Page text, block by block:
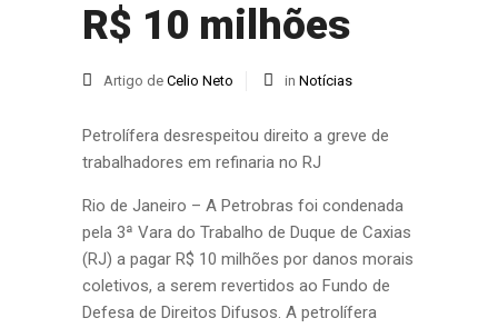
R$ 10 milhões
Artigo de Celio Neto in Notícias
Petrolífera desrespeitou direito a greve de
trabalhadores em refinaria no RJ
Rio de Janeiro – A Petrobras foi condenada
pela 3ª Vara do Trabalho de Duque de Caxias
(RJ) a pagar R$ 10 milhões por danos morais
coletivos, a serem revertidos ao Fundo de
Defesa de Direitos Difusos. A petrolífera